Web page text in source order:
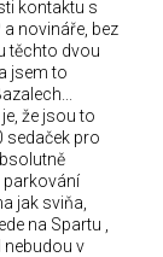
kontaktu s
novináře, bez
těchto dvou
jsem to
že jsou to
sedaček pro
parkování
jak sviňa,
na Spartu ,
v